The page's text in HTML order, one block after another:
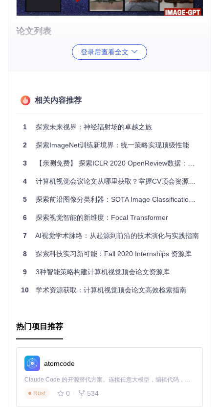
论文列表
水下图像去水化：Sea-thru
神经电路策略：可审计自主性
Image GPT：像素级预训练
RAFT：所有成对字段变换的光学流
学习空间-时间变换进行视频修复
旧照片恢复：深度潜在空间翻译
实时人像抠图真的需要绿幕吗？
参考文献
想知道海洋除去了水会是什么样子吗？以色列海法大学的研究
蓝绿色色调，恢复了珊瑚礁的真实色彩！
视频解释：
深度阅读：这项AI能去除水下图片的水体颜色！
论文：
derwater Images
代码：点击此处获取Sea Thru代码
登录后查看全文
相关内容推荐
1 探索未来视界：神经辐射场的卓越之旅
2 探索ImageNet训练新境界：统一策略实现顶级性能
3 【亲测免费】 探索ICLR 2020 OpenReview数据：爬取与可视化
4 计算机视觉会议论文从哪里获取？掌握CV顶会资源的高效检索方法
5 探索前沿图像分类利器：SOTA Image Classification Models in PyTorch
6 探索视觉智能的新维度：Focal Transformer
7 AI视觉学术脉络：从起源到前沿的技术演化与实践指南
8 探索科技实习新可能：Fall 2020 Internships 资源库
9 3种智能策略构建计算机视觉顶会论文资源库
10 学术资源获取：计算机视觉顶会论文高效检索指南
热门项目推荐
atomcode
Claude Code 的开源替代方案。连接任意大模型，编辑代码，运行命令，自动验证 — 全自动执行。用 Rust 构建，极致性能。 ｜ An open-source alternative to Claude Code. Connect any LLM, edit code, run commands, and verify changes — autonomously. Built in Rust for speed. Get Started
Rust
0 534